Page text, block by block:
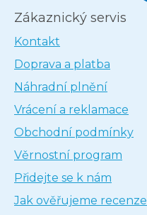
Zákaznický servis
Kontakt
Doprava a platba
Náhradní plnění
Vrácení a reklamace
Obchodní podmínky
Věrnostní program
Přidejte se k nám
Jak ověřujeme recenze